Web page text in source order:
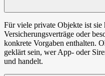
Für viele private Objekte ist sie
Versicherungsverträge oder
konkrete Vorgaben enthalten.
geklärt sein, wer App- oder
und handelt.